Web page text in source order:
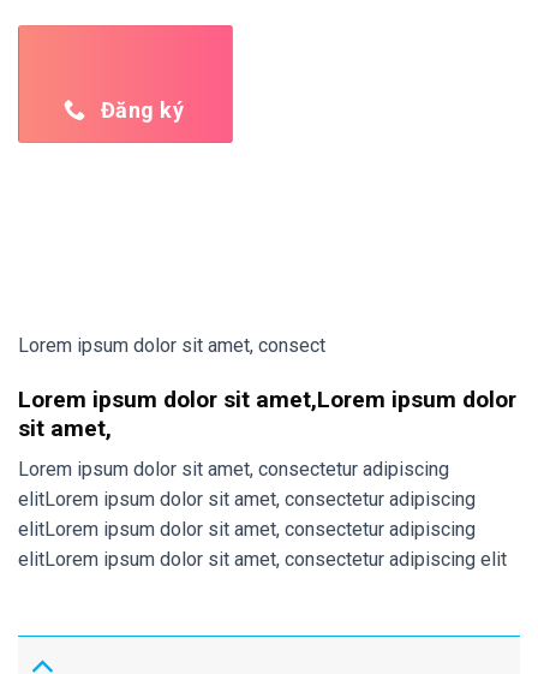
Đăng ký
Lorem ipsum dolor sit amet, consect
Lorem ipsum dolor sit amet,Lorem ipsum dolor
sit amet,
Lorem ipsum dolor sit amet, consectetur adipiscing
elitLorem ipsum dolor sit amet, consectetur adipiscing
elitLorem ipsum dolor sit amet, consectetur adipiscing
elitLorem ipsum dolor sit amet, consectetur adipiscing elit